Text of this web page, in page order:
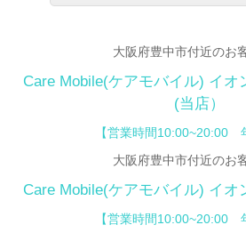
大阪府豊中市付近のお
Care Mobile(ケアモバイル) イオ
(当店）
【営業時間10:00~20:00
大阪府豊中市付近のお
Care Mobile(ケアモバイル) イオ
【営業時間10:00~20:00